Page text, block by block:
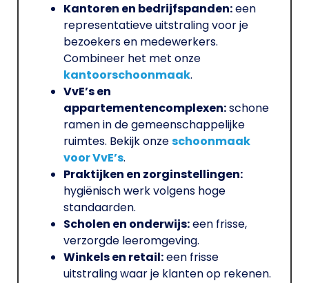
Kantoren en bedrijfspanden:een
representatieve uitstraling voor je
bezoekers en medewerkers.
Combineer het met onze
kantoorschoonmaak.
VvE’s en
appartementencomplexen:schone
ramen in de gemeenschappelijke
ruimtes. Bekijk onzeschoonmaak
voor VvE’s.
Praktijken en zorginstellingen:
hygiënisch werk volgens hoge
standaarden.
Scholen en onderwijs:een frisse,
verzorgde leeromgeving.
Winkels en retail:een frisse
uitstraling waar je klanten op rekenen.